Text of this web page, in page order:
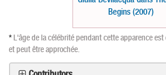
Begins (2007)
*L'âge de la célébrité pendant cette apparence
et peut être approchée.